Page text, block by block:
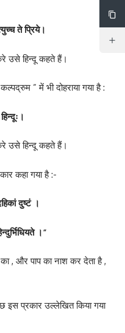
ते प्रिये।
उसे हिन्दू कहते हैं।
” में भी दोहराया गया है :
उसे हिन्दू कहते हैं।
कहा गया है :-
दुष्टं ।
।”
, और पाप का नाश कर देता है ,
इस प्रकार उल्लेखित किया गया